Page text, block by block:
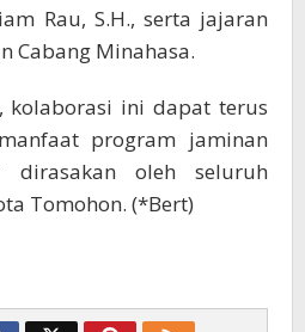
Rau, S.H., serta jajaran
Cabang Minahasa.
kolaborasi ini dapat terus
program jaminan
dirasakan oleh seluruh
Tomohon. (*Bert)